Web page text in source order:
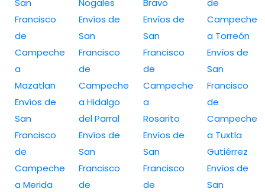
San
Francisco
de
Campeche
a
Mazatlan
Envíos de
San
Francisco
de
Campeche
a Merida
Nogales
Envíos de
San
Francisco
de
Campeche
a Hidalgo
del Parral
Envíos de
San
Francisco
de
Bravo
Envíos de
San
Francisco
de
Campeche
a
Rosarito
Envíos de
San
Francisco
de
de
Campeche
a Torreón
Envíos de
San
Francisco
de
Campeche
a Tuxtla
Gutiérrez
Envíos de
San